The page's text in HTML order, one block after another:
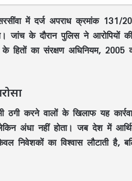
में दर्ज अपराध क्रमांक
जांच के दौरान पुलिस ने आरोपियों
के हितों का संरक्षण अधिनियम,
ठगी करने वालों के खिलाफ यह
अंधा नहीं होता। जब देश में
निवेशकों का विश्वास लौटाती है,